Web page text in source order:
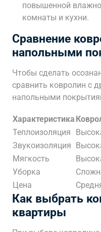
повышенной
комнаты и кухни.
Сравнение
напольными
Чтобы сделать
сравнить ковролин с
напольными
Характеристика
Теплоизоляция
Звукоизоляция
Мягкость
Уборка
Цена
Как выбрать
квартиры